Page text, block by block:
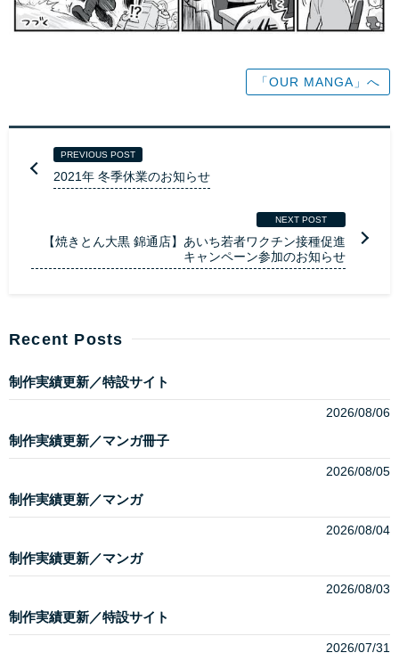
「OUR MANGA」へ
PREVIOUS POST
2021年 冬季休業のお知らせ
NEXT POST
【焼きとん大黒 錦通店】あいち若者ワクチン接種促進
キャンペーン参加のお知らせ
Recent Posts
制作実績更新／特設サイト
2026/08/06
制作実績更新／マンガ冊子
2026/08/05
制作実績更新／マンガ
2026/08/04
制作実績更新／マンガ
2026/08/03
制作実績更新／特設サイト
2026/07/31